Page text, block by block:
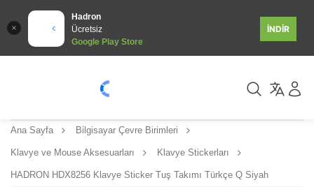
Hadron
Ücretsiz
Google Play Store
İNDİR
Ana Sayfa Bilgisayar Çevre Birimleri
Klavye ve Mouse Aksesuarları Klavye Stickerları
HADRON HDX8256 Klavye Sticker Tuş Takımı Türkçe Q Siyah